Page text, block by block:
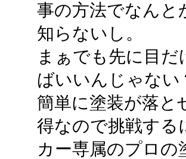
事の方法でなんと
知らないし。
まぁでも先に目
ばいいんじゃな
簡単に塗装が落と
得なので挑戦する
カー専属のプロの